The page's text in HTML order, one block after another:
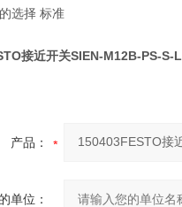
选择 标准
接近开关SIEN-M12B-PS-S-L
产品：
单位：